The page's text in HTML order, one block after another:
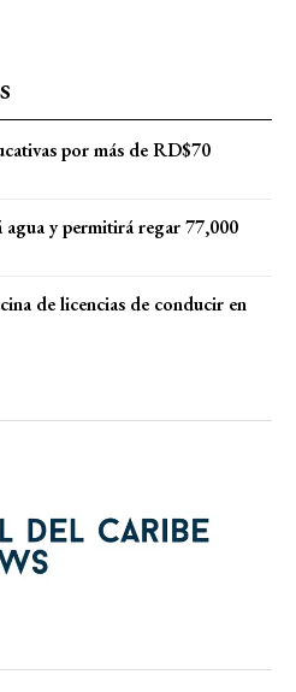
por más de RD$70
agua y permitirá regar 77,000
de licencias de conducir en